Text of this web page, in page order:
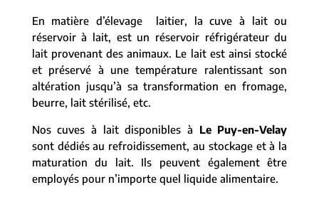
En matière d’élevage laitier, la cuve à lait ou
réservoir à lait, est un réservoir réfrigérateur du
lait provenant des animaux. Le lait est ainsi stocké
et préservé à une température ralentissant son
altération jusqu’à sa transformation en fromage,
beurre, lait stérilisé, etc.
Nos cuves à lait disponibles à Le Puy-en-Velay
sont dédiés au refroidissement, au stockage et à la
maturation du lait. Ils peuvent également être
employés pour n’importe quel liquide alimentaire.